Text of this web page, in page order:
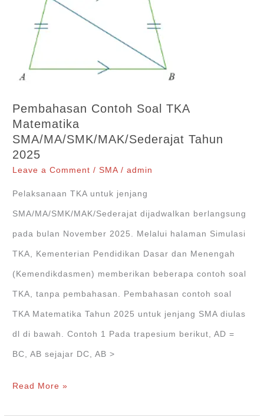
Kenalan
Lebih
Dekat,
Pembahasan Contoh Soal TKA
Matematika
SMA/MA/SMK/MAK/Sederajat Tahun
2025
Leave a Comment /SMA /admin
Pelaksanaan TKA untuk jenjang
SMA/MA/SMK/MAK/Sederajat dijadwalkan berlangsung
pada bulan November 2025. Melalui halaman Simulasi
TKA, Kementerian Pendidikan Dasar dan Menengah
(Kemendikdasmen) memberikan beberapa contoh soal
TKA, tanpa pembahasan. Pembahasan contoh soal
TKA Matematika Tahun 2025 untuk jenjang SMA diulas
dl di bawah. Contoh 1 Pada trapesium berikut, AD =
BC, AB sejajar DC, AB >
Pembahasan
Read More »